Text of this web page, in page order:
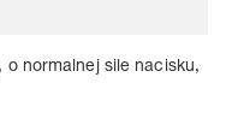
o normalnej sile nacisku,